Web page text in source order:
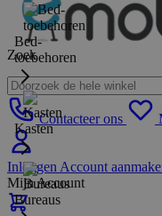
Zoek
Contacteer ons
Inloggen Account
Mijn Account
Bed-
toebehoren
Kasten
Bureaus